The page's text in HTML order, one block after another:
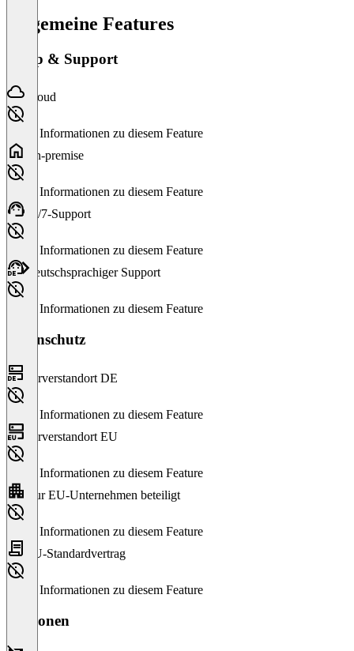
Allgemeine Features
Setup & Support
Cloud
Keine Informationen zu diesem Feature
On-premise
Keine Informationen zu diesem Feature
24/7-Support
Keine Informationen zu diesem Feature
Deutschsprachiger Support
Keine Informationen zu diesem Feature
Datenschutz
Serverstandort DE
Keine Informationen zu diesem Feature
Serverstandort EU
Keine Informationen zu diesem Feature
Nur EU-Unternehmen beteiligt
Keine Informationen zu diesem Feature
EU-Standardvertrag
Keine Informationen zu diesem Feature
Versionen